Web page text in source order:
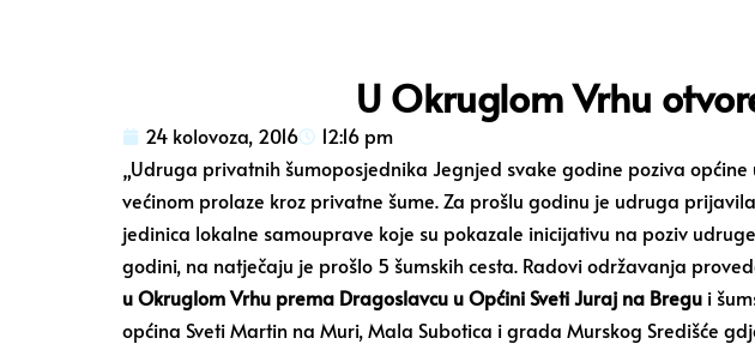
U Okruglom Vrhu
24 kolovoza, 2016
12:16 pm
„Udruga privatnih šumoposjednika Jegnjed svake godine poziva
većinom prolaze kroz privatne šume. Za prošlu godinu je udruga
jedinica lokalne samouprave koje su pokazale inicijativu na poziv
godini, na natječaju je prošlo 5 šumskih cesta. Radovi održavanja
u Okruglom Vrhu prema Dragoslavcu u Općini Sveti Juraj na Bregu i
općina Sveti Martin na Muri, Mala Subotica i grada Murskog Središće